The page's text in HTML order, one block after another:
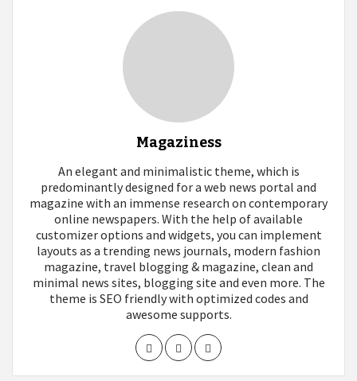
Magaziness
An elegant and minimalistic theme, which is
predominantly designed for a web news portal and
magazine with an immense research on contemporary
online newspapers. With the help of available
customizer options and widgets, you can implement
layouts as a trending news journals, modern fashion
magazine, travel blogging & magazine, clean and
minimal news sites, blogging site and even more. The
theme is SEO friendly with optimized codes and
awesome supports.